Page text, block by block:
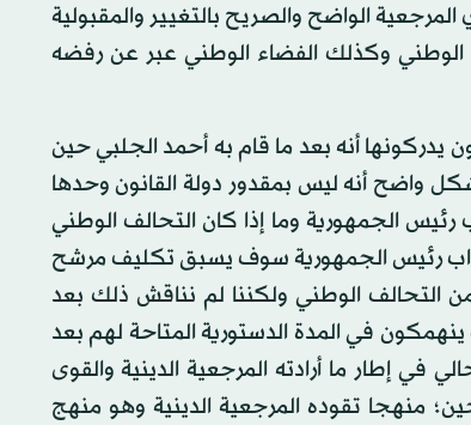
الواضح والصريح بالتغيير والمقبولية
الوطني وكذلك الفضاء الوطني عبر عن رفضه
يدركونها أنه بعد ما قام به أحمد الجلبي حين
واضح أنه ليس بمقدور دولة القانون وحدها
الجمهورية وما إذا كان التحالف الوطني
رئيس الجمهورية سوف يسبق تكليف مرشح
من التحالف الوطني ولكننا لم نناقش ذلك بعد
في المدة الدستورية المتاحة لهم بعد
إطار ما أرادته المرجعية الدينية والقوى
منهجا تقوده المرجعية الدينية وهو منهج